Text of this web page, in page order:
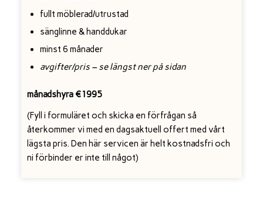
fullt möblerad/utrustad
sänglinne & handdukar
minst 6 månader
avgifter/pris – se längst ner på sidan
månadshyra €1995
(Fyll i formuläret och skicka en förfrågan så
återkommer vi med en dagsaktuell offert med vårt
lägsta pris. Den här servicen är helt kostnadsfri och
ni förbinder er inte till något)